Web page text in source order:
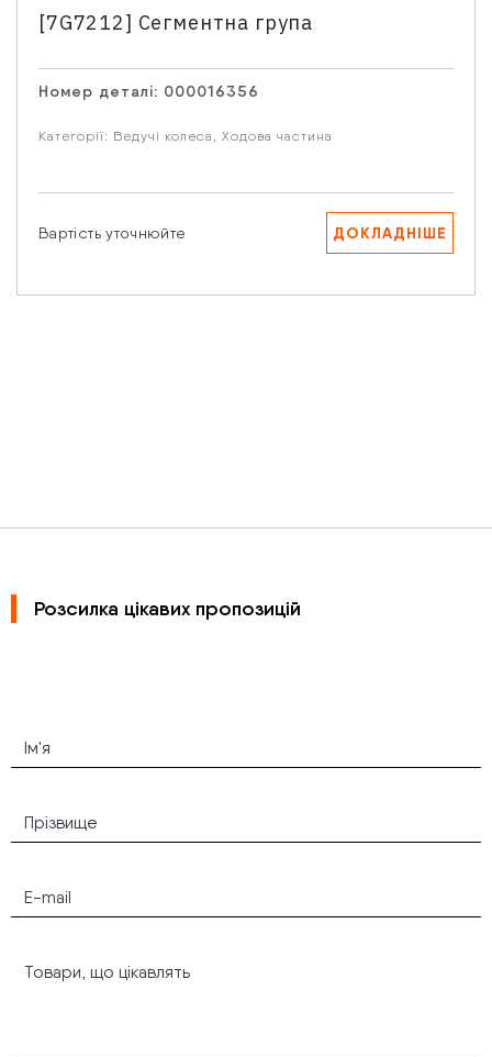
[7G7212] Сегментна група
Номер деталі: 000016356
Категорії: Ведучі колеса Ходова частина
Вартість уточнюйте ДОКЛАДНІШЕ
Розсилка цікавих пропозицій